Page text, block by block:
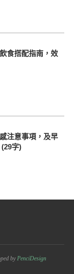
食搭配指南，效
注意事項，及早
字)
byPenciDesign